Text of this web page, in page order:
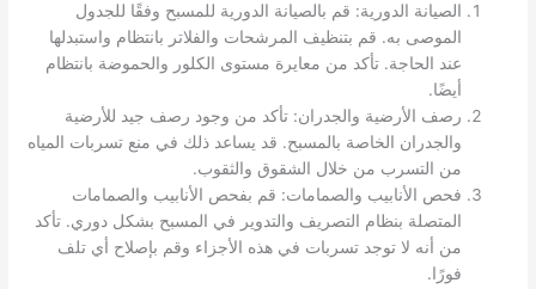
الصيانة الدورية: قم بالصيانة الدورية للمسبح وفقًا للجدول
الموصى به. قم بتنظيف المرشحات والفلاتر بانتظام واستبدلها
عند الحاجة. تأكد من معايرة مستوى الكلور والحموضة بانتظام
أيضًا.
رصف الأرضية والجدران: تأكد من وجود رصف جيد للأرضية
والجدران الخاصة بالمسبح. قد يساعد ذلك في منع تسربات المياه
من التسرب من خلال الشقوق والثقوب.
فحص الأنابيب والصمامات: قم بفحص الأنابيب والصمامات
المتصلة بنظام التصريف والتدوير في المسبح بشكل دوري. تأكد
من أنه لا توجد تسربات في هذه الأجزاء وقم بإصلاح أي تلف
فورًا.